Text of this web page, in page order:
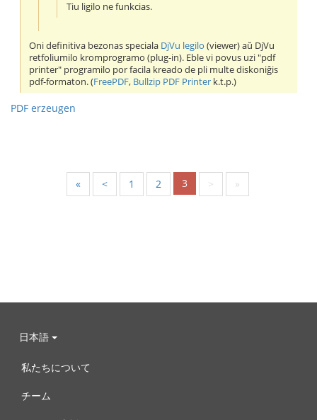
Tiu ligilo ne funkcias.
Oni definitiva bezonas speciala DjVu legilo (viewer) aŭ DjVu
retfoliumilo kromprogramo (plug-in). Eble vi povus uzi "pdf
printer" programilo por facila kreado de pli multe diskoniĝis
pdf-formaton. (FreePDF, Bullzip PDF Printer k.t.p.)
PDF erzeugen
« < 1 2 3 > »
日本語
私たちについて
チーム